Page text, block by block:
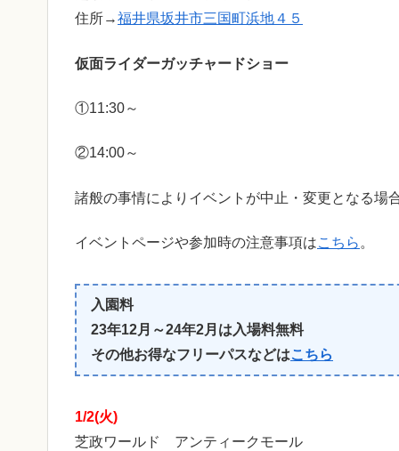
住所→福井県坂井市三国町浜地４５
仮面ライダーガッチャードショー
①11:30～
②14:00～
諸般の事情によりイベントが中止・変更となる場
イベントページや参加時の注意事項はこちら 。
入園料
23年12月～24年2月は入場料無料
その他お得なフリーパスなどはこちら
1/2(火)
芝政ワールド アンティークモール